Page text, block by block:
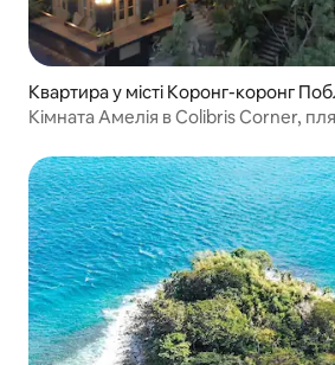
Квартира у місті Коронг-коронг
Кімната Амелія в Colibris Corner,